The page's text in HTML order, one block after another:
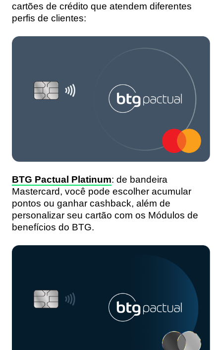
cartões de crédito que atendem diferentes
perfis de clientes:
BTG Pactual Platinum: de bandeira
Mastercard, você pode escolher acumular
pontos ou ganhar cashback, além de
personalizar seu cartão com os Módulos de
benefícios do BTG.